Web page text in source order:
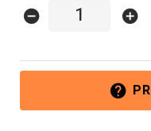
help
remove_circle add_circle